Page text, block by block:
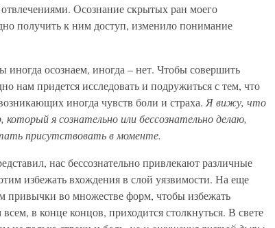
Осознание скрытых ран моего
получить к ним доступ, изменило понимание
иногда осознаем, иногда – нет. Чтобы совершить
нам придется исследовать и подружиться с тем, что
иногда чувств боли и страха. Я вижу, что
я сознательно или бессознательно делаю,
присутствовать в моменте.
нас бессознательно привлекают различные
избежать вхождения в слой уязвимости. На еще
привычки во множестве форм, чтобы избежать
в конце концов, приходится столкнуться. В свете